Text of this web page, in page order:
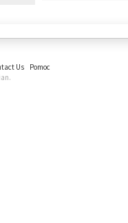
Us
Pomoc